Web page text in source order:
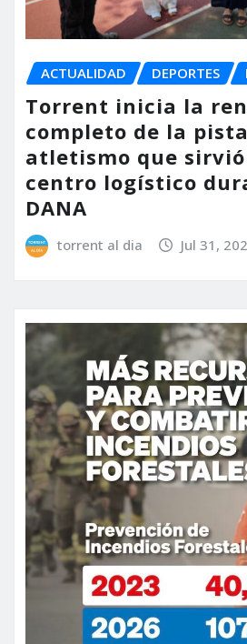
ACTUALIDAD DEPORTES
Torrent inicia la
completo de la
atletismo que sirvió
centro logístico
DANA
torrent al dia Jul 31,